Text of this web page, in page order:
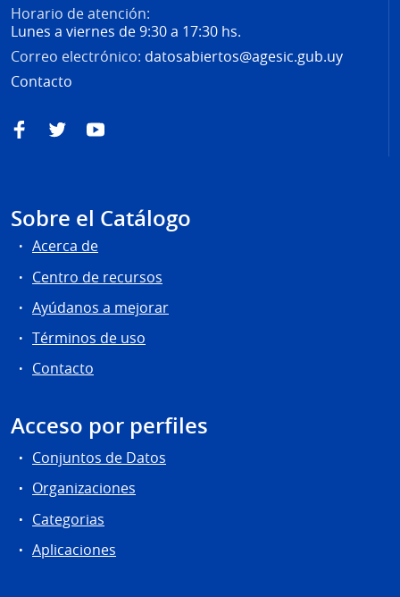
Horario de atención:
Lunes a viernes de 9:30 a 17:30 hs.
Correo electrónico: datosabiertos@agesic.gub.uy
Contacto
FacebookTwitterYouTube
Sobre el Catálogo
Acerca de
Centro de recursos
Ayúdanos a mejorar
Términos de uso
Contacto
Acceso por perfiles
Conjuntos de Datos
Organizaciones
Categorias
Aplicaciones